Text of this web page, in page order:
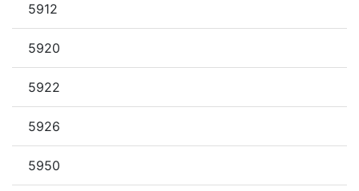
5912
5920
5922
5926
5950